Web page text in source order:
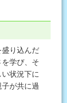
り込んだ
学び、そ
状況下に
が共に過